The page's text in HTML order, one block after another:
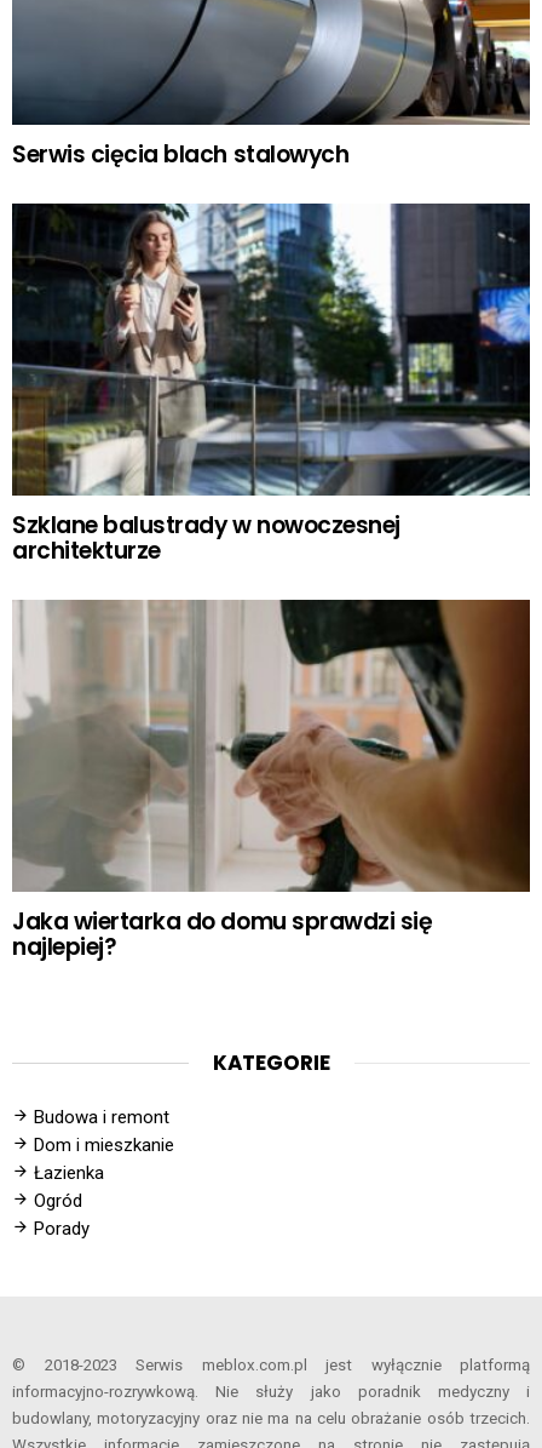
Serwis cięcia blach stalowych
Szklane balustrady w nowoczesnej
architekturze
Jaka wiertarka do domu sprawdzi się
najlepiej?
KATEGORIE
Budowa i remont
Dom i mieszkanie
Łazienka
Ogród
Porady
© 2018-2023 Serwis meblox.com.pl jest wyłącznie platformą
informacyjno-rozrywkową. Nie służy jako poradnik medyczny i
budowlany, motoryzacyjny oraz nie ma na celu obrażanie osób trzecich.